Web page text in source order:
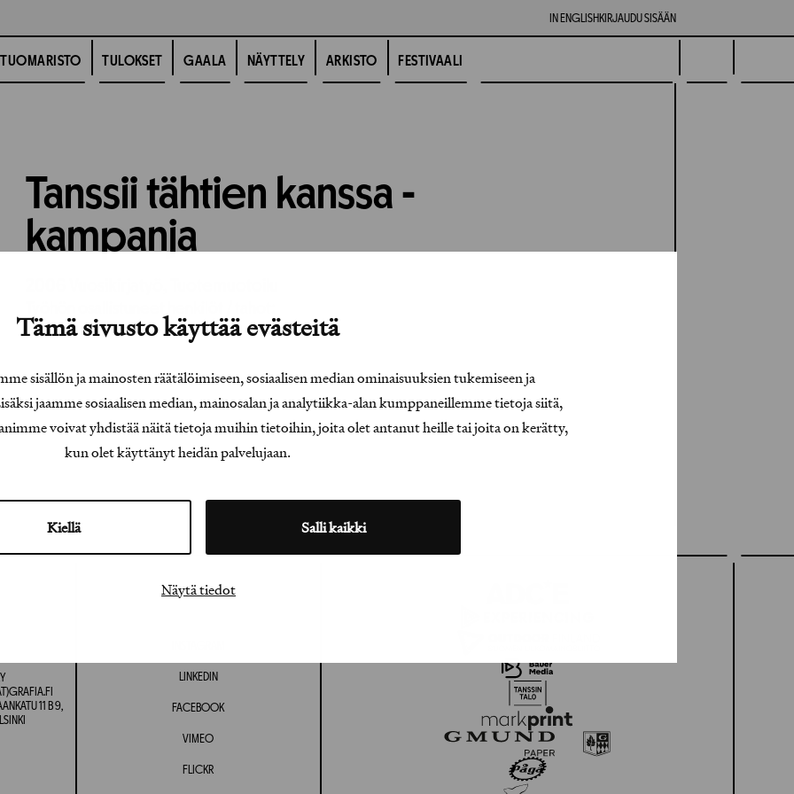
Tämä sivusto käyttää evästeitä
sisällön ja mainosten räätälöimiseen, sosiaalisen median ominaisuuksien tukemiseen ja
jaamme sosiaalisen median, mainosalan ja analytiikka-alan kumppaneillemme tietoja siitä,
voivat yhdistää näitä tietoja muihin tietoihin, joita olet antanut heille tai joita on kerätty,
kun olet käyttänyt heidän palvelujaan.
Kiellä Salli kaikki
Näytä tiedot
IN ENGLISH KIRJAUDU SISÄÄN
TUOMARISTO TULOKSET GAALA NÄYTTELY ARKISTO FESTIVAALI
Tanssii tähtien kanssa -
kampanja
11 B 9,
LINKEDIN
FACEBOOK
VIMEO
FLICKR